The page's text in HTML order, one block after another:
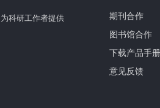
科研工作者提供
期刊合作
图书馆合作
下载产品手册
意见反馈